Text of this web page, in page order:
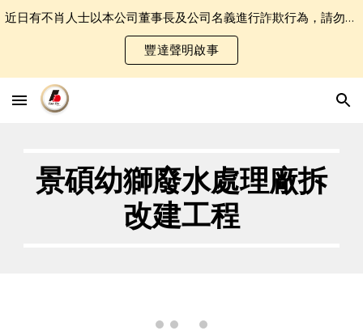
近日有不肖人士以本公司董事長及公司名義進行詐欺行為，請勿誤認受騙．
豐達聲明啟事
景碩幼獅廢水處理廠拆
改建工程